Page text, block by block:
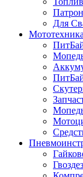
Для
Мототехника